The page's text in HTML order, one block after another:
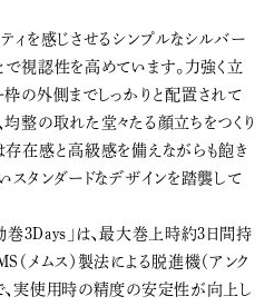
ィを感じさせるシンプルなシルバー
で視認性を高めています。力強く立
枠の外側までしっかりと配置されて
均整の取れた堂々たる顔立ちをつくり
存在感と高級感を備えながらも飽き
スタンダードなデザインを踏襲して
巻3Days」は、最大巻上時約3日間持
メムス）製法による脱進機（アンク
、実使用時の精度の安定性が向上し